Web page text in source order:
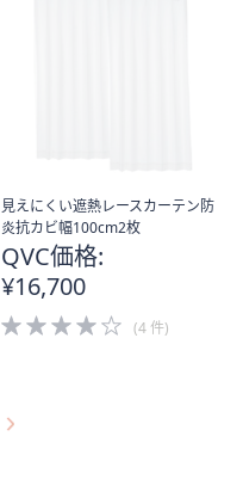
見えにくい遮熱レースカーテン防
炎抗カビ幅100cm2枚
QVC価格:
¥16,700
4.0
of
(4 件)